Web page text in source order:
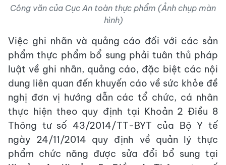
Công văn của Cục An toàn thực phẩm (Ảnh chụp màn
hình)
Việc ghi nhãn và quảng cáo đối với các sản
phẩm thực phẩm bổ sung phải tuân thủ pháp
luật về ghi nhãn, quảng cáo, đặc biệt các nội
dung liên quan đến khuyến cáo về sức khỏe đề
nghị đơn vị hướng dẫn các tổ chức, cá nhân
thực hiện theo quy định tại Khoản 2 Điều 8
Thông tư số 43/2014/TT-BYT của Bộ Y tế
ngày 24/11/2014 quy định về quản lý thực
phẩm chức năng được sửa đổi bổ sung tại